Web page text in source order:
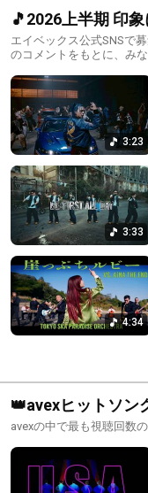
🎵2026上半期 印
エイベックス公式SNSで
のコメントをもとに、み
3:23
3:33
4:34
👑avexヒットソン
avexの中で最も視聴回数